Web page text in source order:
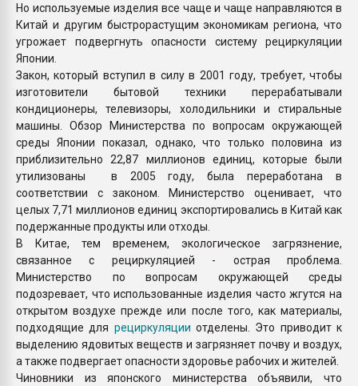
Но используемые изделия все чаще и чаще направляются в
Китай и другим быстрорастущим экономикам региона, что
угрожает подвергнуть опасности систему рециркуляции
Японии.
Закон, который вступил в силу в 2001 году, требует, чтобы
изготовители бытовой техники перерабатывали
кондиционеры, телевизоры, холодильники и стиральные
машины. Обзор Министерства по вопросам окружающей
среды Японии показал, однако, что только половина из
приблизительно 22,87 миллионов единиц, которые были
утилизованы в 2005 году, была переработана в
соответствии с законом. Министерство оценивает, что
целых 7,71 миллионов единиц экспортировались в Китай как
подержанные продукты или отходы.
В Китае, тем временем, экологическое загрязнение,
связанное с рециркуляцией - острая проблема.
Министерство по вопросам окружающей среды
подозревает, что использованные изделия часто жгутся на
открытом воздухе прежде или после того, как материалы,
подходящие для рециркуляции отделены. Это приводит к
выделению ядовитых веществ и загрязняет почву и воздух,
а также подвергает опасности здоровье рабочих и жителей.
Чиновники из японского министерства объявили, что